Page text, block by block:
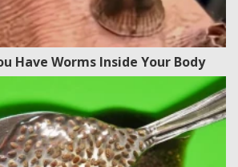
Have Worms Inside Your Body